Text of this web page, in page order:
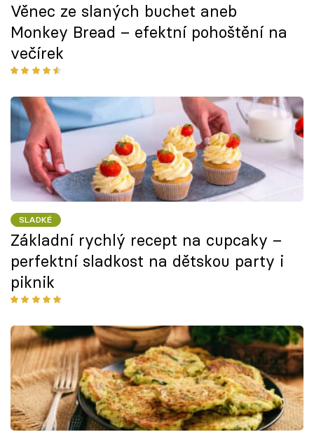
Věnec ze slaných buchet aneb
Monkey Bread – efektní pohoštění na
večírek
SLADKÉ
Základní rychlý recept na cupcaky –
perfektní sladkost na dětskou party i
piknik